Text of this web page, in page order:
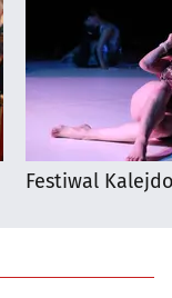
Festiwal